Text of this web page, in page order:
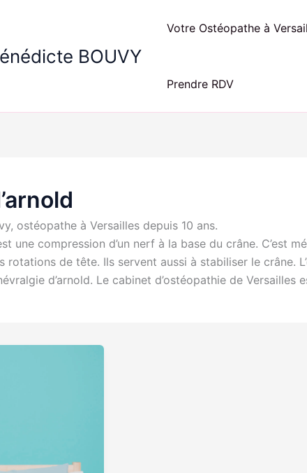
BOUVY
Votre Ostéopathe à
Prendre RDV
ostéopathe à Versailles depuis 10 ans.
une compression d’un nerf à la base du crâne. C’est
rotations de tête. Ils servent aussi à stabiliser le crâne.
d’arnold. Le cabinet d’ostéopathie de Versailles